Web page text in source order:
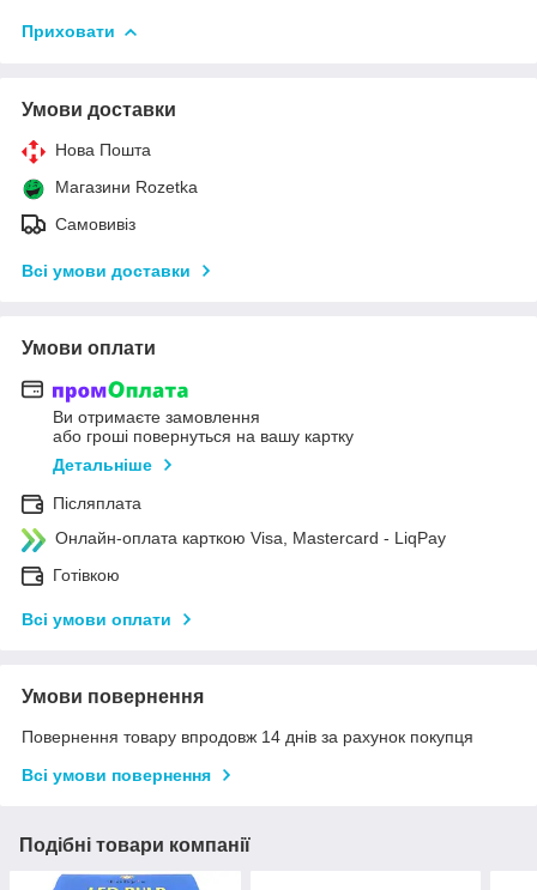
Приховати
Умови доставки
Нова Пошта
Магазини Rozetka
Самовивіз
Всі умови доставки
Умови оплати
Ви отримаєте замовлення
або гроші повернуться на вашу картку
Детальніше
Післяплата
Онлайн-оплата карткою Visa, Mastercard - LiqPay
Готівкою
Всі умови оплати
Умови повернення
Повернення товару впродовж 14 днів за рахунок покупця
Всі умови повернення
Подібні товари компанії